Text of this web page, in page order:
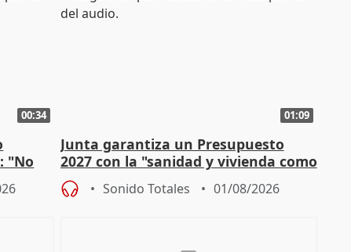
00:34
"No
01:09
Junta garantiza un Presupuesto
2027 con la "sanidad y vivienda como
prioridades"
Sonido Totales 01/08/2026